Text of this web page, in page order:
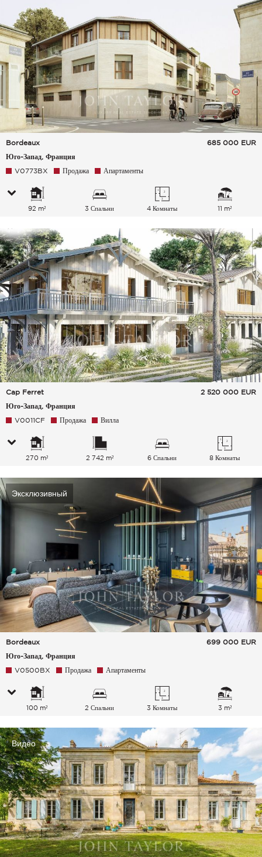
Bordeaux
Юго-Запад, Франция
685 000 EUR
V0773BX Продажа Апартаменты
92 m² 3 Спальни 4 Комнаты 11 m²
Cap Ferret
Юго-Запад, Франция
2 520 000 EUR
V0011CF Продажа Вилла
270 m² 2 742 m² 6 Спальни 8 Комнаты
Эксклюзивный
Bordeaux
Юго-Запад, Франция
699 000 EUR
V0500BX Продажа Апартаменты
100 m² 2 Спальни 3 Комнаты 3 m²
Видео